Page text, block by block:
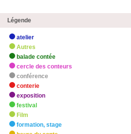
Légende
atelier
Autres
balade contée
cercle des conteurs
conférence
conterie
exposition
festival
Film
formation, stage